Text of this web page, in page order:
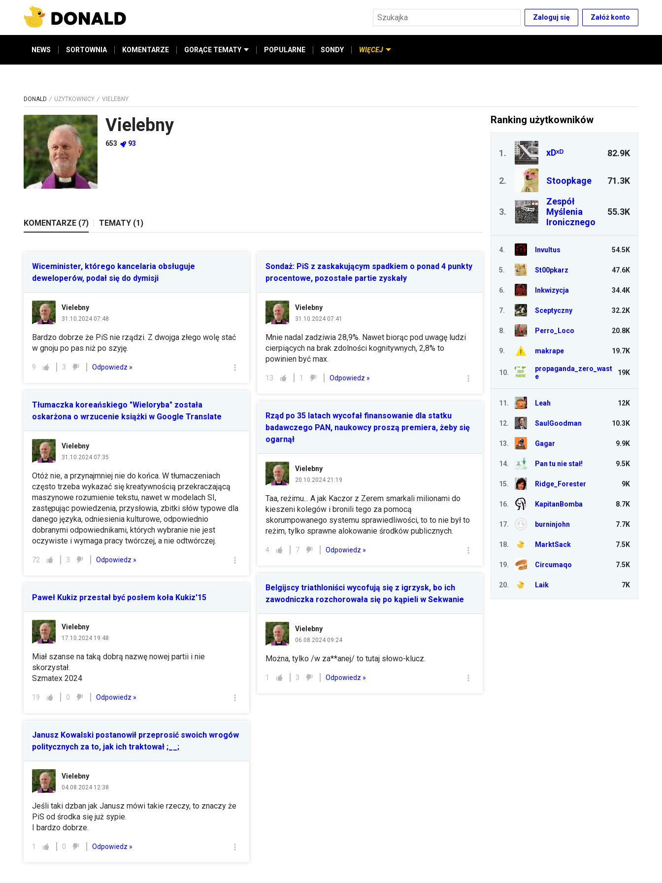
Zaloguj się Załóż konto
NEWS SORTOWNIA KOMENTARZE GORĄCE TEMATY POPULARNE SONDY WIĘCEJ
DONALD UŻYTKOWNICY VIELEBNY
Vielebny
653 93
KOMENTARZE (7) TEMATY (1)
Wiceminister, którego kancelaria obsługuje
deweloperów, podał się do dymisji
Vielebny
31.10.2024 07:48
Bardzo dobrze że PiS nie rządzi. Z dwojga złego wolę stać
w gnoju po pas niż po szyję.
9 3 Odpowiedz »
Tłumaczka koreańskiego "Wieloryba" została
oskarżona o wrzucenie książki w Google Translate
Vielebny
31.10.2024 07:35
Otóż nie, a przynajmniej nie do końca. W tłumaczeniach
często trzeba wykazać się kreatywnością przekraczającą
maszynowe rozumienie tekstu, nawet w modelach SI,
zastępując powiedzenia, przysłowia, zbitki słów typowe dla
danego języka, odniesienia kulturowe, odpowiednio
dobranymi odpowiednikami, których wybranie nie jest
oczywiste i wymaga pracy twórczej, a nie odtwórczej.
72 3 Odpowiedz »
Paweł Kukiz przestał być posłem koła Kukiz'15
Vielebny
17.10.2024 19:48
Miał szanse na taką dobrą nazwę nowej partii i nie
skorzystał.
Szmatex 2024
19 0 Odpowiedz »
Janusz Kowalski postanowił przeprosić swoich wrogów
politycznych za to, jak ich traktował ;__;
Vielebny
04.08.2024 12:38
Jeśli taki dzban jak Janusz mówi takie rzeczy, to znaczy że
PiS od środka się już sypie.
I bardzo dobrze.
1 0 Odpowiedz »
Sondaż: PiS z zaskakującym spadkiem o ponad 4 punkty
procentowe, pozostałe partie zyskały
Vielebny
31.10.2024 07:41
Mnie nadal zadziwia 28,9%. Nawet biorąc pod uwagę ludzi
cierpiących na brak zdolności kognitywnych, 2,8% to
powinien być max.
13 1 Odpowiedz »
Rząd po 35 latach wycofał finansowanie dla statku
badawczego PAN, naukowcy proszą premiera, żeby się
ogarnął
Vielebny
20.10.2024 21:19
Taa, reżimu... A jak Kaczor z Zerem smarkali milionami do
kieszeni kolegów i bronili tego za pomocą
skorumpowanego systemu sprawiedliwości, to to nie był to
reżim, tylko sprawne alokowanie środków publicznych.
4 7 Odpowiedz »
Belgijscy triathloniści wycofują się z igrzysk, bo ich
zawodniczka rozchorowała się po kąpieli w Sekwanie
Vielebny
06.08.2024 09:24
Można, tylko /w za**anej/ to tutaj słowo-klucz.
1 3 Odpowiedz »
Ranking użytkowników
1. xDˣᴰ 82.9K
2. Stoopkage 71.3K
3.
Zespół
Myślenia
Ironicznego
55.3K
4. Invultus 54.5K
5. St00pkarz 47.6K
6. Inkwizycja 34.4K
7. Sceptyczny 32.2K
8. Perro_Loco 20.8K
9. makrape 19.7K
10.
propaganda_zero_wast
e
19K
11. Leah 12K
12. SaulGoodman 10.3K
13. Gagar 9.9K
14. Pan tu nie stał! 9.5K
15. Ridge_Forester 9K
16. KapitanBomba 8.7K
17. burninjohn 7.7K
18. MarktSack 7.5K
19. Circumaqo 7.5K
20. Laik 7K